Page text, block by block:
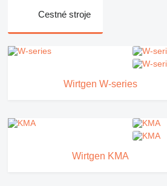
Cestné stroje
Wirtgen W-series
Wirtgen KMA